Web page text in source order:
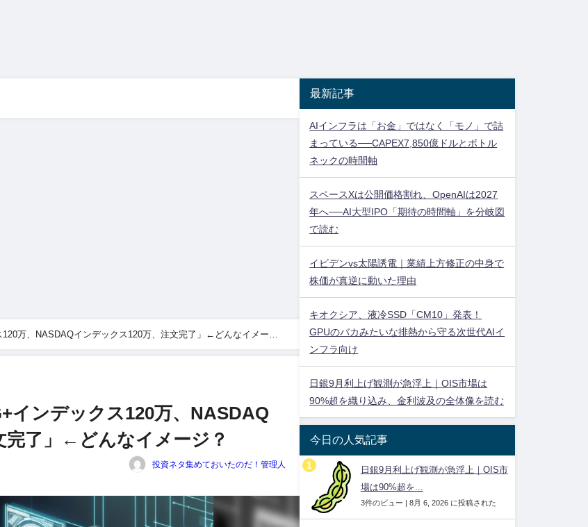
120万、NASDAQインデックス120万、注文完了」←どんなイメー
インデックス120万、NASDAQ
完了」←どんなイメージ？
投資ネタ集めておいたのだ！管理人
最新記事
AIインフラは「お金」ではなく「モノ」で詰
まっている──CAPEX7,850億ドルとボトル
ネックの時間軸
スペースXは公開価格割れ、OpenAIは2027
年へ──AI大型IPO「期待の時間軸」を分岐図
で読む
イビデンvs太陽誘電｜業績上方修正の中身で
株価が真逆に動いた理由
キオクシア、液冷SSD「CM10」発表！
GPUのバカみたいな排熱から守る次世代AIイ
ンフラ向け
日銀9月利上げ観測が急浮上｜OIS市場は
90%超を織り込み、金利波及の全体像を読む
今日の人気記事
日銀9月利上げ観測が急浮上｜OIS市
場は90%超を...
3件のビュー | 8月 6, 2026 に投稿された